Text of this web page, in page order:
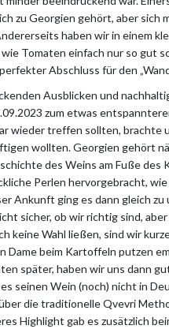
zu Georgien gehört, aber sich
haben wir in einem
Tomaten einfach nur so gut
Abschluss für den
Ausblicken und
zum etwas
wieder treffen sollten, brachte
wollten. Georgien gehört
des Weins am Fuße des
Perlen hervorgebracht,
Ankunft ging es dann gleich zu
sicher, ob wir richtig sind,
keine Wahl ließen, sind wir
beim Kartoffeln putzen
später, haben wir uns dann
seinen Wein (noch) nicht in
die traditionelle Qvevri
Highlight gab es zusätzlich